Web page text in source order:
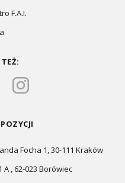
F.A.I.
Focha 1, 30-111 Kraków
A , 62-023 Borówiec